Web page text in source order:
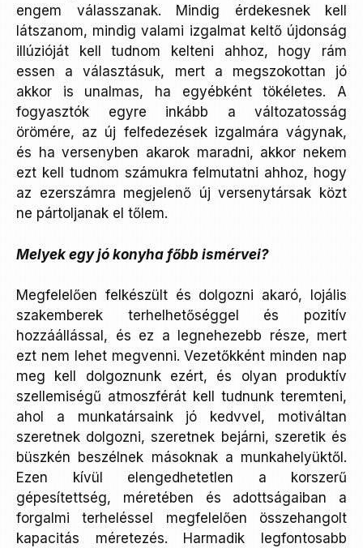
engem válasszanak. Mindig érdekesnek kell
látszanom, mindig valami izgalmat keltő újdonság
illúzióját kell tudnom kelteni ahhoz, hogy rám
essen a választásuk, mert a megszokottan jó
akkor is unalmas, ha egyébként tökéletes. A
fogyasztók egyre inkább a változatosság
örömére, az új felfedezések izgalmára vágynak,
és ha versenyben akarok maradni, akkor nekem
ezt kell tudnom számukra felmutatni ahhoz, hogy
az ezerszámra megjelenő új versenytársak közt
ne pártoljanak el tőlem.
Melyek egy jó konyha főbb ismérvei?
Megfelelően felkészült és dolgozni akaró, lojális
szakemberek terhelhetőséggel és pozitív
hozzáállással, és ez a legnehezebb része, mert
ezt nem lehet megvenni. Vezetőkként minden nap
meg kell dolgoznunk ezért, és olyan produktív
szellemiségű atmoszférát kell tudnunk teremteni,
ahol a munkatársaink jó kedvvel, motiváltan
szeretnek dolgozni, szeretnek bejárni, szeretik és
büszkén beszélnek másoknak a munkahelyüktől.
Ezen kívül elengedhetetlen a korszerű
gépesítettség, méretében és adottságaiban a
forgalmi terheléssel megfelelően összehangolt
kapacitás méretezés. Harmadik legfontosabb